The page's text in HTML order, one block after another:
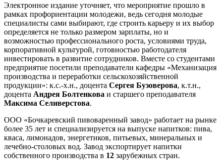
Электронное издание уточняет, что мероприятие прошло в
рамках профориентации молодежи, ведь сегодня молодые
специалисты сами выбирают, где строить карьеру и их выбор
определяется не только размером зарплаты, но и
возможностью профессионального роста, условиями труда,
корпоративной культурой, готовностью работодателя
инвестировать в развитие сотрудников. Вместе со студентами
предприятие посетили преподаватели кафедры «Механизация
производства и переработки сельскохозяйственной
продукции»: к.с.-х.н., доцента Сергея Бузоверова, к.т.н.,
доцента Андрея Болтенкова и старшего преподавателя
Максима Селиверстова.
ООО «Бочкаревский пивоваренный завод» работает на рынке
более 35 лет и специализируется на выпуске напитков: пива,
кваса, лимонадов, энергетиков, питьевых, минеральных и
лечебно-столовых вод. Завод экспортирует напитки
собственного производства в 12 зарубежных стран.